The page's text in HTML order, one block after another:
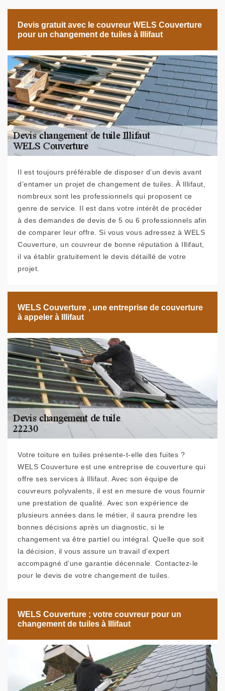
Devis gratuit avec le couvreur WELS Couverture
pour un changement de tuiles à Illifaut
Il est toujours préférable de disposer d’un devis avant
d’entamer un projet de changement de tuiles. À Illifaut,
nombreux sont les professionnels qui proposent ce
genre de service. Il est dans votre intérêt de procéder
à des demandes de devis de 5 ou 6 professionnels afin
de comparer leur offre. Si vous vous adressez à WELS
Couverture, un couvreur de bonne réputation à Illifaut,
il va établir gratuitement le devis détaillé de votre
projet.
WELS Couverture , une entreprise de couverture
à appeler à Illifaut
Votre toiture en tuiles présente-t-elle des fuites ?
WELS Couverture est une entreprise de couverture qui
offre ses services à Illifaut. Avec son équipe de
couvreurs polyvalents, il est en mesure de vous fournir
une prestation de qualité. Avec son expérience de
plusieurs années dans le métier, il saura prendre les
bonnes décisions après un diagnostic, si le
changement va être partiel ou intégral. Quelle que soit
la décision, il vous assure un travail d’expert
accompagné d’une garantie décennale. Contactez-le
pour le devis de votre changement de tuiles.
WELS Couverture ; votre couvreur pour un
changement de tuiles à Illifaut